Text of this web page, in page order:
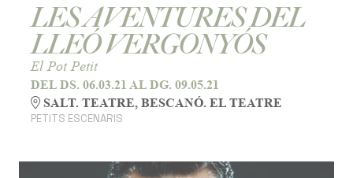
LES AVENTURES DEL
LLEÓ VERGONYÓS
El Pot Petit
DEL DS. 06.03.21 AL DG. 09.05.21
SALT. TEATRE, BESCANÓ. EL TEATRE
PETITS ESCENARIS